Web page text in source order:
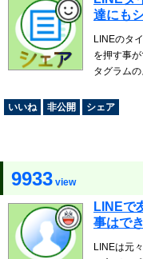
達にも
LINEのタ
を押す事
タグラム
いいね
非公開 シェア
9933 view
LINEで
事はで
LINEは元